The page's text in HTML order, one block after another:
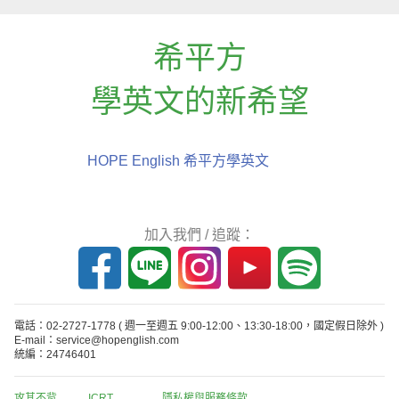
希平方
學英文的新希望
HOPE English 希平方學英文
加入我們 / 追蹤：
電話：02-2727-1778 ( 週一至週五 9:00-12:00、13:30-18:00，國定假日除外 )
E-mail：service@hopenglish.com
統編：24746401